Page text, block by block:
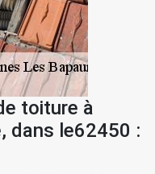
toiture à
dans le62450 :